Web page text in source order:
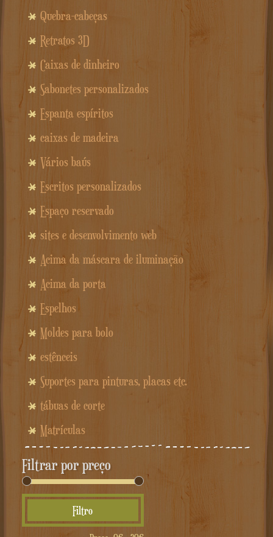
Quebra-cabeças
Retratos 3D
Caixas de dinheiro
Sabonetes personalizados
Espanta espíritos
caixas de madeira
Vários baús
Escritos personalizados
Espaço reservado
sites e desenvolvimento web
Acima da máscara de iluminação
Acima da porta
Espelhos
Moldes para bolo
estênceis
Suportes para pinturas, placas etc.
tábuas de corte
Matrículas
Filtrar por preço
mínimo
máximo
Filtro